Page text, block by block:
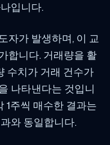
입니다.
자가 발생하며, 이 교
합니다. 거래량을 활
수치가 거래 건수가
나타낸다는 것입니
1주씩 매수한 결과는
와 동일합니다.